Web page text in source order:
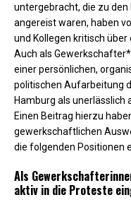
untergebracht, die zu
angereist waren, haben
und Kollegen kritisch
Auch als
einer persönlichen,
politischen Aufarbeitung
Hamburg als unerlässlich
Einen Beitrag hierzu
gewerkschaftlichen
die folgenden Positionen
Als
aktiv in die Proteste